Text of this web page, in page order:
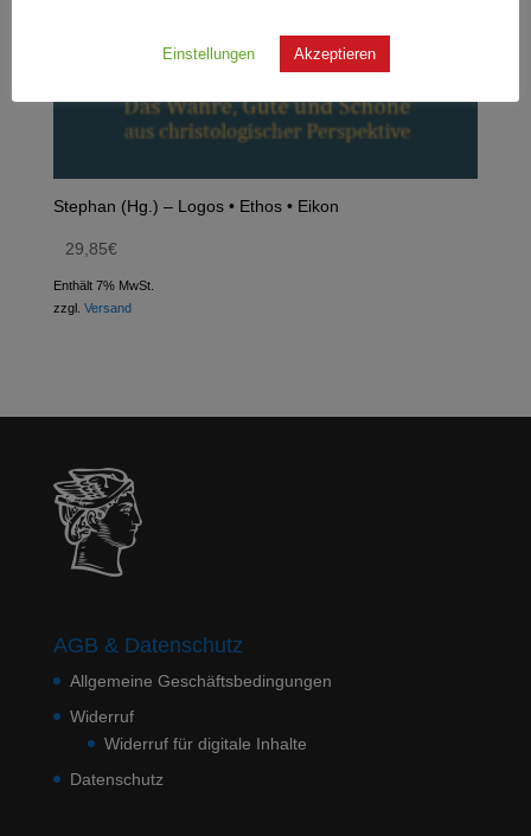
Stephan (Hg.) – Logos • Ethos • Eikon
29,85€
Enthält 7% MwSt.
zzgl. Versand
AGB & Datenschutz
Allgemeine Geschäftsbedingungen
Widerruf
Widerruf für digitale Inhalte
Datenschutz
Einstellungen Akzeptieren